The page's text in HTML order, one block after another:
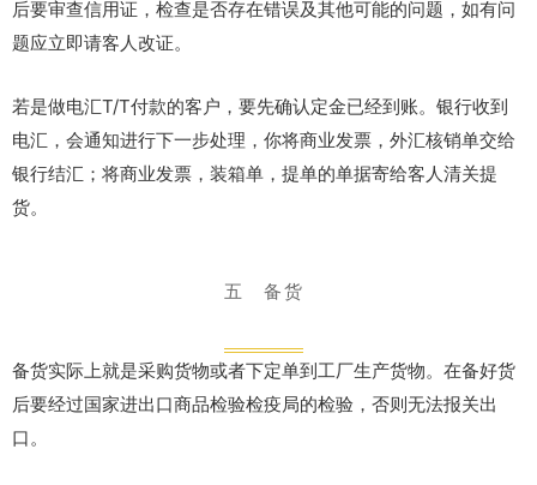
后要审查信用证，检查是否存在错误及其他可能的问题，如有问
题应立即请客人改证。
若是做电汇T/T付款的客户，要先确认定金已经到账。银行收到
电汇，会通知进行下一步处理，你将商业发票，外汇核销单交给
银行结汇；将商业发票，装箱单，提单的单据寄给客人清关提
货。
五 备货
备货实际上就是采购货物或者下定单到工厂生产货物。在备好货
后要经过国家进出口商品检验检疫局的检验，否则无法报关出
口。